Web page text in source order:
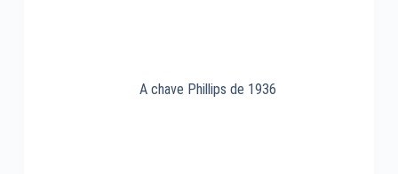
A chave Phillips de 1936